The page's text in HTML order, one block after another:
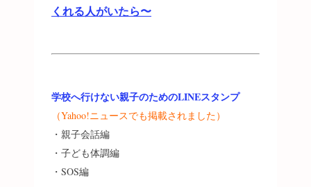
くれる人がいたら〜
学校へ行けない親子のためのLINEスタンプ
（Yahoo!ニュースでも掲載されました）
・親子会話編
・子ども体調編
・SOS編